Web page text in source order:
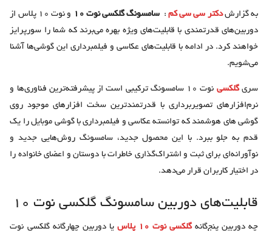
به گزارشدکتر سی سی کم : سامسونگ گلکسی نوت 10
و نوت 10 پلاس از
دوربین‌های قدرتمندی با قابلیت‌های ویژه بهره می‌برند که شما را سورپرایز
خواهند کرد. در ادامه با قابلیت‌های عکاسی و فیلمبرداری این گوشی‌ها آشنا
می‌شویم.
سریگلکسی
نوت 10 سامسونگ ترکیبی است از پیشرفته‌ترین فناوری‌ها و
نرم‌افزارهای تصویربرداری با قدرتمندترین سخت افزارهای موجود روی
گوشی های هوشمند که توانسته عکاسی و فیلمبرداری با گوشی موبایل را یک
قدم به جلو ببرد. با این محصول جدید، سامسونگ روش‌هایی جدید و
نوآورانه‌‌ای برای ثبت و اشتراک‌گذاری خاطرات با دوستان و اعضای خانواده را
در اختیار کاربران قرار می‌دهد.
قابلیت‌های دوربین سامسونگ گلکسی نوت 10
چه دوربین پنج‌گانهگلکسی نوت 10 پلاس
یا دوربین چهارگانه گلکسی نوت